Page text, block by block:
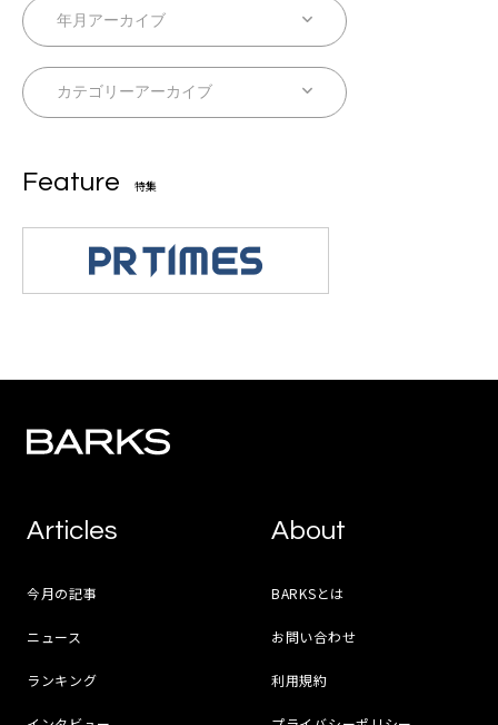
Feature 特集
Articles
今月の記事
ニュース
ランキング
About
BARKSとは
お問い合わせ
利用規約